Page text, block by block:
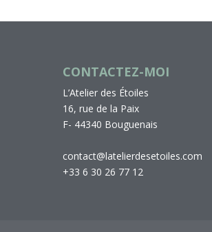
CONTACTEZ-MOI
L’Atelier des Étoiles
16, rue de la Paix
F- 44340 Bouguenais
contact@latelierdesetoiles.com
+33 6 30 26 77 12